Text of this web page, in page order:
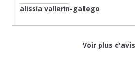
alissia vallerin-gallego
Voir plus d'avis